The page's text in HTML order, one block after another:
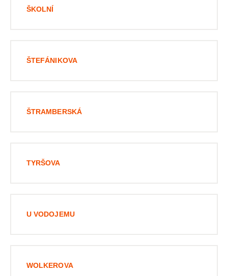
ŠKOLNÍ
ŠTEFÁNIKOVA
ŠTRAMBERSKÁ
TYRŠOVA
U VODOJEMU
WOLKEROVA